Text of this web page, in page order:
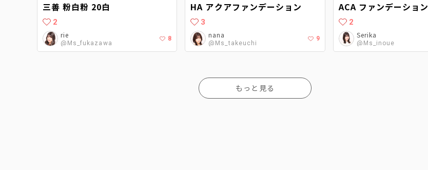
三善 粉白粉 20白
2
rie
@Ms_fukazawa
8
HA アクアファンデーション
3
nana
@Ms_takeuchi
9
ACA ファンデーション
2
Serika
@Ms_inoue
もっと見る